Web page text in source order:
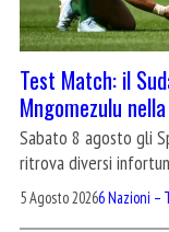
Test Match: il
Mngomezulu
Sabato 8 agosto gli
ritrova diversi
5 Agosto 20266 Nazioni –